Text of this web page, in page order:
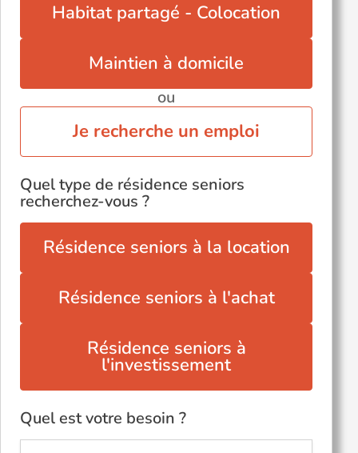
Habitat partagé - Colocation
Maintien à domicile
ou
Je recherche un emploi
Quel type de résidence seniors
recherchez-vous ?
Résidence seniors à la location
Résidence seniors à l'achat
Résidence seniors à
l'investissement
Quel est votre besoin ?